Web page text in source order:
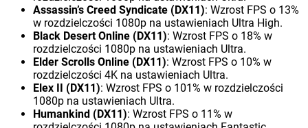
Assassin’s Creed Syndicate (DX11): Wzrost FPS o 13%
w rozdzielczości 1080p na ustawieniach Ultra High.
Black Desert Online (DX11): Wzrost FPS o 18% w
rozdzielczości 1080p na ustawieniach Ultra.
Elder Scrolls Online (DX11): Wzrost FPS o 10% w
rozdzielczości 4K na ustawieniach Ultra.
Elex II (DX11): Wzrost FPS o 101% w rozdzielczości
1080p na ustawieniach Ultra.
Humankind (DX11): Wzrost FPS o 11% w